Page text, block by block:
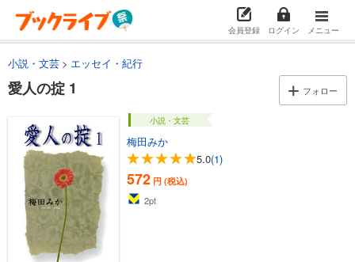
会員登録 ログイン メニュー
小説・文芸 エッセイ・紀行
愛人の掟 1 フォロー
小説・文芸
梅田みか
5.0(1)
572 円 (税込)
2pt